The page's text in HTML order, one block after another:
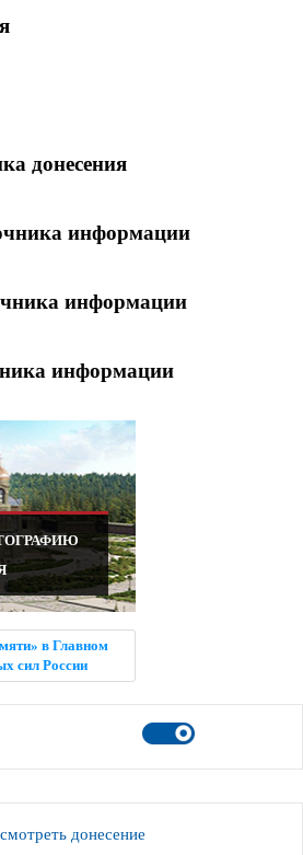
донесения
информации
информации
информации
в Главном
сил России
донесение